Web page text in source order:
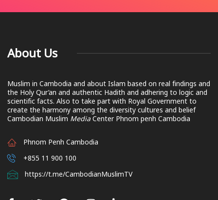
About Us
Muslim in Cambodia and about Islam based on real findings and
the Holy Qur’an and authentic Hadith and adhering to logic and
scientific facts. Also to take part with Royal Government to
create the harmony among the diversity cultures and belief
Cambodian Muslim Media Center Phnom penh Cambodia
Phnom Penh Cambodia
+855 11 900 100
https://t.me/CambodianMuslimTV